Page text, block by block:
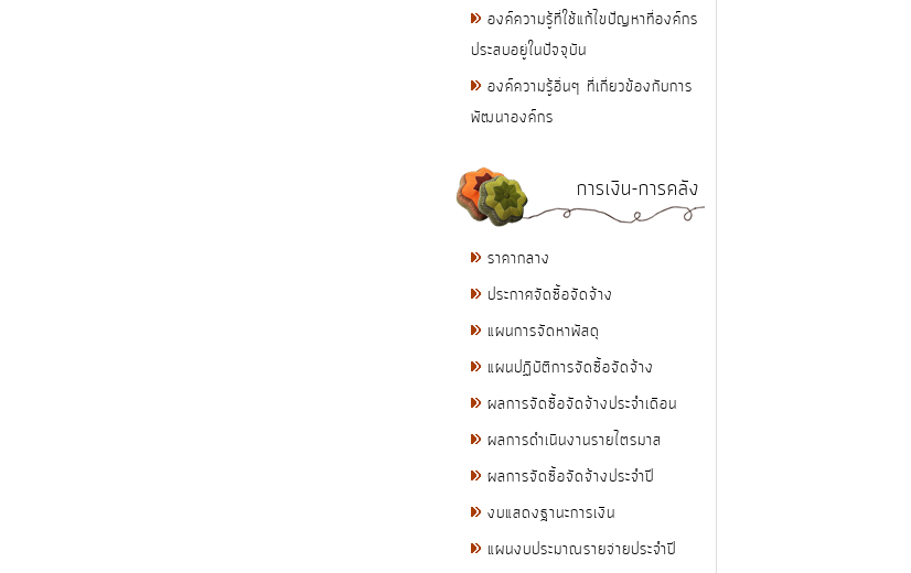
องค์ความรู้ที่ใช้แก้ไขปัญหาที่องค์กร
ประสบอยู่ในปัจจุบัน
องค์ความรู้อื่นๆ ที่เกี่ยวข้องกับการ
พัฒนาองค์กร
การเงิน-การคลัง
ราคากลาง
ประกาศจัดซื้อจัดจ้าง
แผนการจัดหาพัสดุ
แผนปฏิบัติการจัดซื้อจัดจ้าง
ผลการจัดซื้อจัดจ้างประจำเดือน
ผลการดำเนินงานรายไตรมาส
ผลการจัดซื้อจัดจ้างประจำปี
งบแสดงฐานะการเงิน
แผนงบประมาณรายจ่ายประจำปี